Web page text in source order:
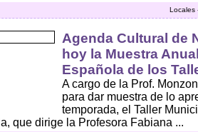
Locales
Agenda Cultural de
hoy la Muestra
Española de los
A cargo de la Prof.
para dar muestra de lo
temporada, el Taller
que dirige la Profesora Fabiana ...